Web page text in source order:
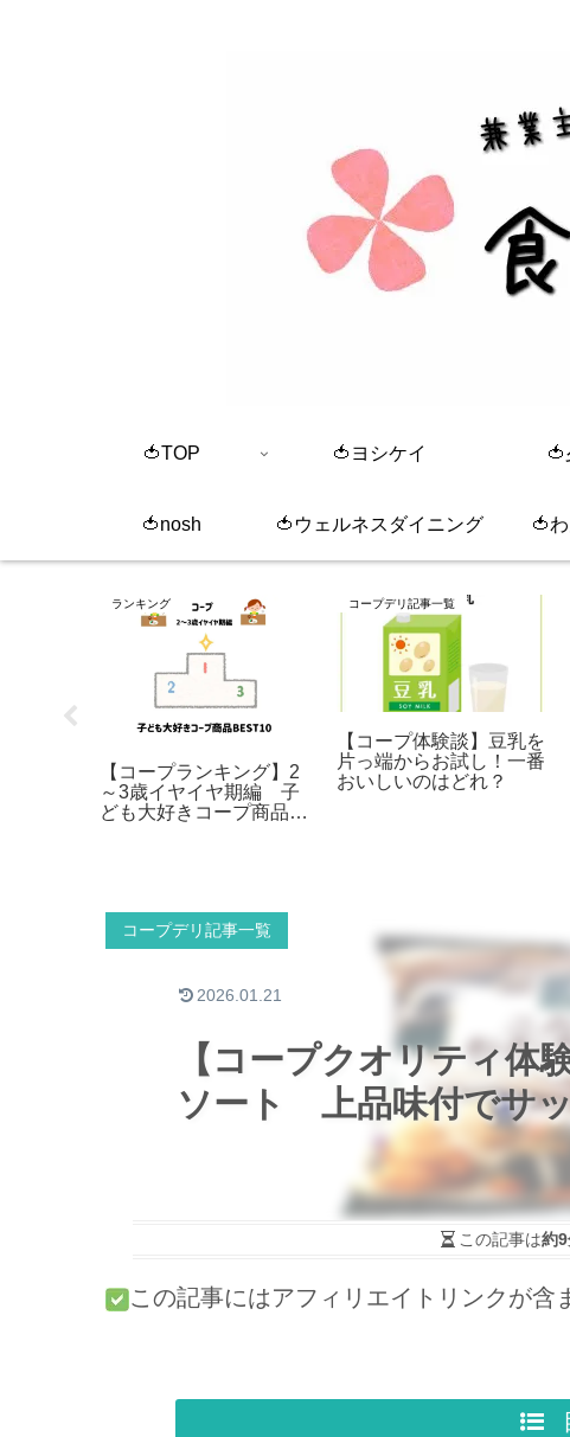
🍅TOP 🍅ヨシケイ
🍅nosh 🍅ウェルネスダイニング 🍅
ランキング
【コープランキング】2
～3歳イヤイヤ期編 子
ども大好きコープ商品
コープデリ記事一覧
【コープ体験談】豆乳を
片っ端からお試し！一番
おいしいのはどれ？
【コープクオリティ体
ソート 上品味付でサッ
コープデリ記事一覧
2026.01.21
この記事は約
この記事にはアフィリエイトリンクが含